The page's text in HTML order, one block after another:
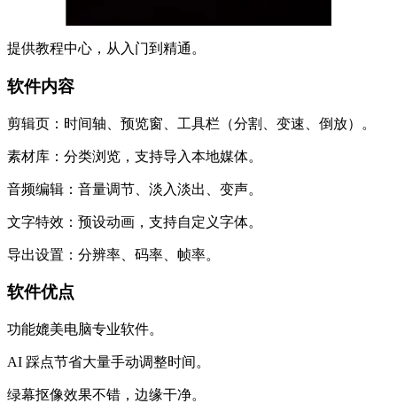
提供教程中心，从入门到精通。
软件内容
剪辑页：时间轴、预览窗、工具栏（分割、变速、倒放）。
素材库：分类浏览，支持导入本地媒体。
音频编辑：音量调节、淡入淡出、变声。
文字特效：预设动画，支持自定义字体。
导出设置：分辨率、码率、帧率。
软件优点
功能媲美电脑专业软件。
AI 踩点节省大量手动调整时间。
绿幕抠像效果不错，边缘干净。